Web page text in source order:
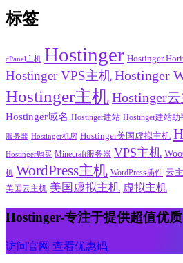
标签
cPanel主机 Hostinger Hostinger
Hostinger VPS主机Hostinger
Hostinger主机Hostinger
Hostinger域名 Hostinger建站 Hostinger建站助
服务器 Hostinger机房 Hostinger美国虚拟主机
Hostinger购买 Minecraft服务器 VPS主机
机 WordPress主机 WordPress插件 云
美国云主机 美国虚拟主机 虚拟主机
Hostinger-专注于提供超值优
访问官网 查看优惠码